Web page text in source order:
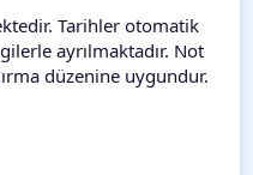
Tarihler otomatik
ayrılmaktadır. Not
düzenine uygundur.